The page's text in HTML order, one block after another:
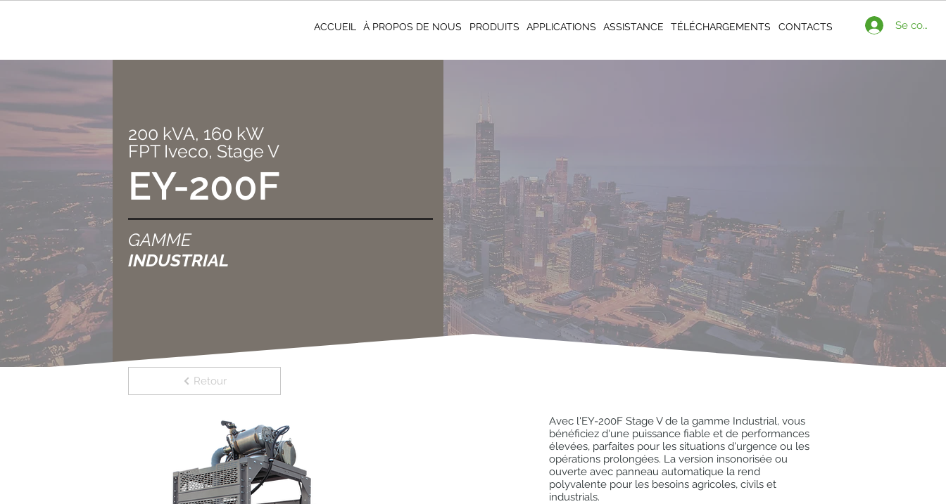
ACCUEIL À PROPOS DE NOUS PRODUITS APPLICATIONS ASSISTANCE TÉLÉCHARGEMENTS CONTACTS Se
200 kVA, 160 kW
FPT Iveco, Stage V
EY-200F
GAMME
INDUSTRIAL
Retour
Avec l'EY-200F Stage V de la gamme Industrial, vous
bénéficiez d'une puissance fiable et de performances
élevées, parfaites pour les situations d'urgence ou les
opérations prolongées. La version insonorisée ou
ouverte avec panneau automatique la rend
polyvalente pour les besoins agricoles, civils et
industrials.